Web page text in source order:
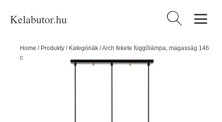
Kelabutor.hu Keresés:
Home / Produkty / Kategóriák /Arch fekete függőlámpa, magasság 146
cm - Squid Lighting